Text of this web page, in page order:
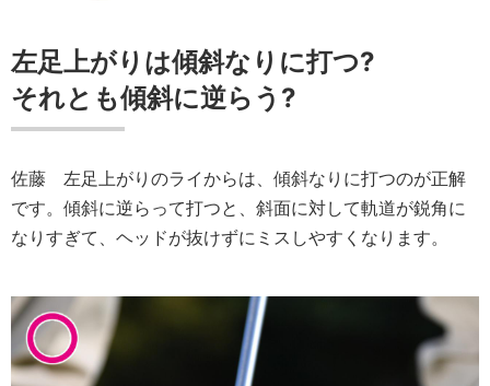
左足上がりは傾斜なりに打つ?
それとも傾斜に逆らう?
佐藤 左足上がりのライからは、傾斜なりに打つのが正解
です。傾斜に逆らって打つと、斜面に対して軌道が鋭角に
なりすぎて、ヘッドが抜けずにミスしやすくなります。